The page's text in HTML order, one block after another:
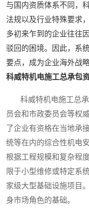
与国内资质体系不同，
法规以及行业特殊要求
多初来乍到的企业往往
驳回的困境。因此，系
要点，成为企业海外战
科威特机电施工总承包
科威特机电施工总承
员会和市政委员会等权
了企业有资格在当地承
统等在内的综合性机电
根据工程规模和复杂程
限于小型维修或特定系
家级大型基础设施项目
身市场角色的基础。